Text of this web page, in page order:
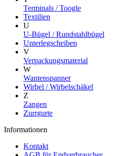
Terminals / Toogle
Textilien
U
U-Bügel / Rundstahlbügel
Unterlegscheiben
V
Verpackungsmaterial
W
Wantenspanner
Wirbel / Wirbelschäkel
Z
Zangen
Zurrgurte
Informationen
Kontakt